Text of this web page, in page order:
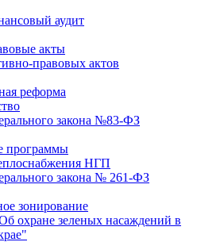
аудит
акты
правовых актов
реформа
закона №83-ФЗ
программы
НГП
закона № 261-ФЗ
зонирование
охране зеленых насаждений в